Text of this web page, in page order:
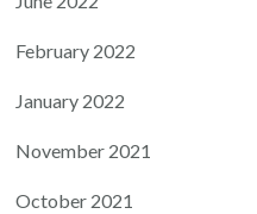
February 2022
January 2022
November 2021
October 2021